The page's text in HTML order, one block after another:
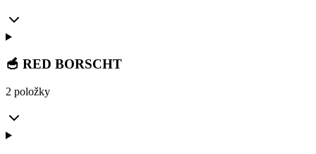
🥣 RED BORSCHT
2 položky